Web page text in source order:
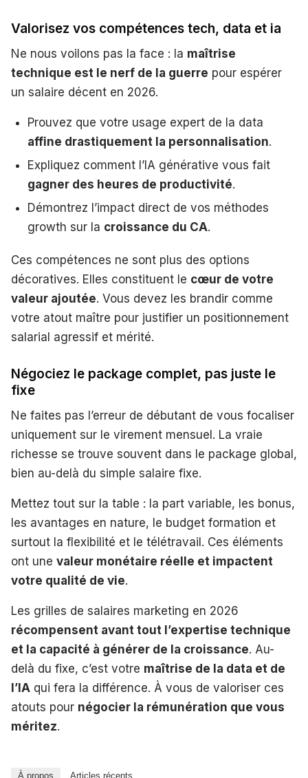
Valorisez vos compétences tech, data et ia
Ne nous voilons pas la face : la maîtrise
technique est le nerf de la guerre pour espérer
un salaire décent en 2026.
Prouvez que votre usage expert de la data
affine drastiquement la personnalisation.
Expliquez comment l’IA générative vous fait
gagner des heures de productivité.
Démontrez l’impact direct de vos méthodes
growth sur la croissance du CA.
Ces compétences ne sont plus des options
décoratives. Elles constituent le cœur de votre
valeur ajoutée. Vous devez les brandir comme
votre atout maître pour justifier un positionnement
salarial agressif et mérité.
Négociez le package complet, pas juste le
fixe
Ne faites pas l’erreur de débutant de vous focaliser
uniquement sur le virement mensuel. La vraie
richesse se trouve souvent dans le package global,
bien au-delà du simple salaire fixe.
Mettez tout sur la table : la part variable, les bonus,
les avantages en nature, le budget formation et
surtout la flexibilité et le télétravail. Ces éléments
ont une valeur monétaire réelle et impactent
votre qualité de vie.
Les grilles de salaires marketing en 2026
récompensent avant tout l’expertise technique
et la capacité à générer de la croissance. Au-
delà du fixe, c’est votre maîtrise de la data et de
l’IA qui fera la différence. À vous de valoriser ces
atouts pour négocier la rémunération que vous
méritez.
À propos Articles récents